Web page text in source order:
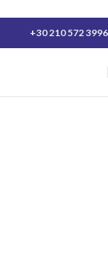
+30 210 572 3996